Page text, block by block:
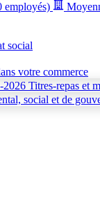
employés)
social
votre commerce
2026 Titres-repas et
social et de